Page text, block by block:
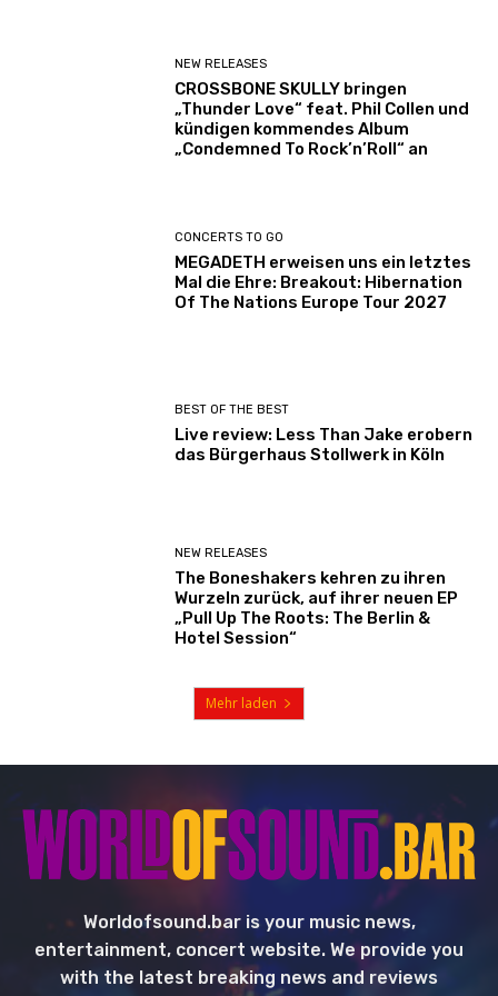
NEW RELEASES
CROSSBONE SKULLY bringen
„Thunder Love“ feat. Phil Collen und
kündigen kommendes Album
„Condemned To Rock’n’Roll“ an
CONCERTS TO GO
MEGADETH erweisen uns ein letztes
Mal die Ehre: Breakout: Hibernation
Of The Nations Europe Tour 2027
BEST OF THE BEST
Live review: Less Than Jake erobern
das Bürgerhaus Stollwerk in Köln
NEW RELEASES
The Boneshakers kehren zu ihren
Wurzeln zurück, auf ihrer neuen EP
„Pull Up The Roots: The Berlin &
Hotel Session“
Mehr laden
Worldofsound.bar is your music news,
entertainment, concert website. We provide you
with the latest breaking news and reviews